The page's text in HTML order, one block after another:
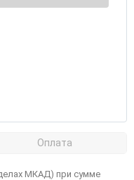
Оплата
МКАД) при сумме